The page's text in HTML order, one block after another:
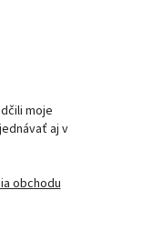
moje
aj v
obchodu